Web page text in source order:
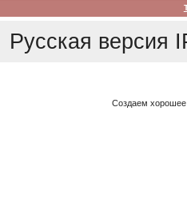
Русская версия
Создаем